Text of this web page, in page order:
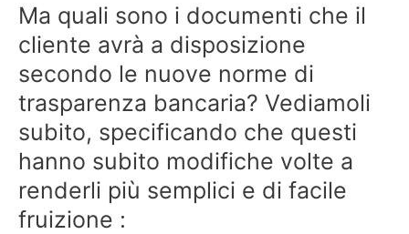
Ma quali sono i documenti che il
cliente avrà a disposizione
secondo le nuove norme di
trasparenza bancaria? Vediamoli
subito, specificando che questi
hanno subito modifiche volte a
renderli più semplici e di facile
fruizione :